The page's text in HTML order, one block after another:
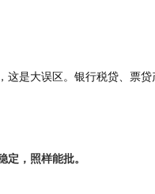
这是大误区。银行税贷、票
定，照样能批。